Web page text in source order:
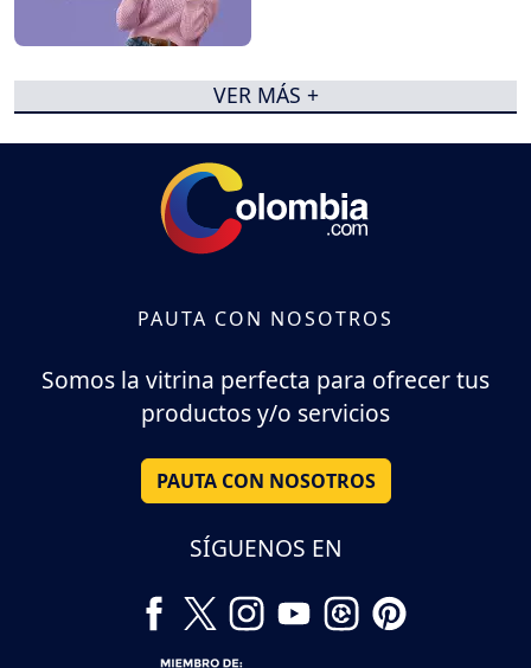
VER MÁS +
PAUTA CON NOSOTROS
Somos la vitrina perfecta para ofrecer tus
productos y/o servicios
PAUTA CON NOSOTROS
SÍGUENOS EN